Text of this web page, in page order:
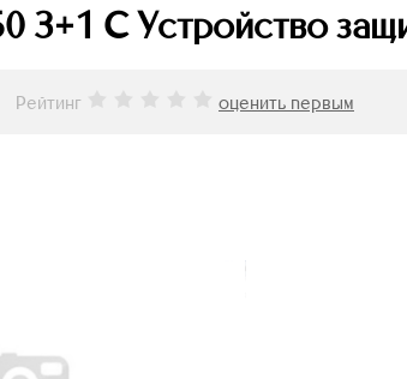
3+1 С Устройство
Рейтинг оценить первым